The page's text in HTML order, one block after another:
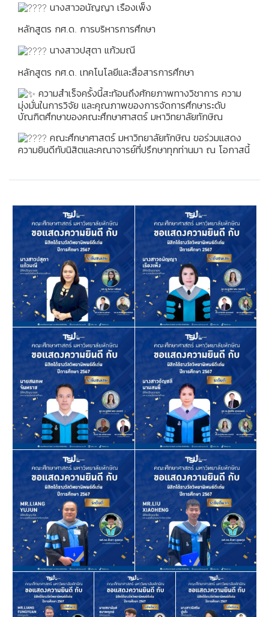
นางสาวอนัญญา เรืองเพ็ง
หลักสูตร กศ.ด. การบริหารการศึกษา
นางสาวปสุตา แก้วมณี
หลักสูตร กศ.ด. เทคโนโลยีและสื่อสารการศึกษา
ความสำเร็จครั้งนี้สะท้อนถึงศักยภาพทางวิชาการ ความ
มุ่งมั่นในการวิจัย และคุณภาพของการจัดการศึกษาระดับ
บัณฑิตศึกษาของคณะศึกษาศาสตร์ มหาวิทยาลัยทักษิณ
คณะศึกษาศาสตร์ มหาวิทยาลัยทักษิณ ขอร่วมแสดง
ความยินดีกับนิสิตและคณาจารย์ที่ปรึกษาทุกท่านมา ณ โอกาสนี้